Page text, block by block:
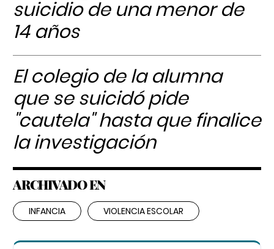
suicidio de una menor de
14 años
El colegio de la alumna
que se suicidó pide
"cautela" hasta que finalice
la investigación
ARCHIVADO EN
INFANCIA VIOLENCIA ESCOLAR